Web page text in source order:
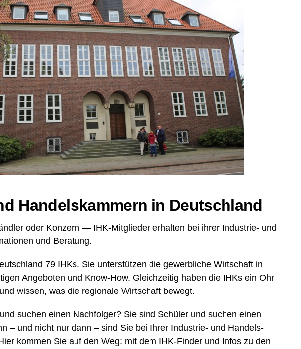
Han­dels­kam­mern in Deutschland
oder Kon­zern — IHK-Mit­glie­der erhal­ten bei ihrer Indus­trie- und
und Beratung.
79 IHKs. Sie unter­stüt­zen die gewerb­li­che Wirt­schaft in
Ange­bo­ten und Know-How. Gleich­zei­tig haben die IHKs ein Ohr
wis­sen, was die regio­na­le Wirt­schaft bewegt.
suchen einen Nach­fol­ger? Sie sind Schü­ler und suchen einen
– und nicht nur dann – sind Sie bei Ihrer Indus­trie- und Han­dels­
kom­men Sie auf den Weg: mit dem IHK-Fin­der und Infos zu den